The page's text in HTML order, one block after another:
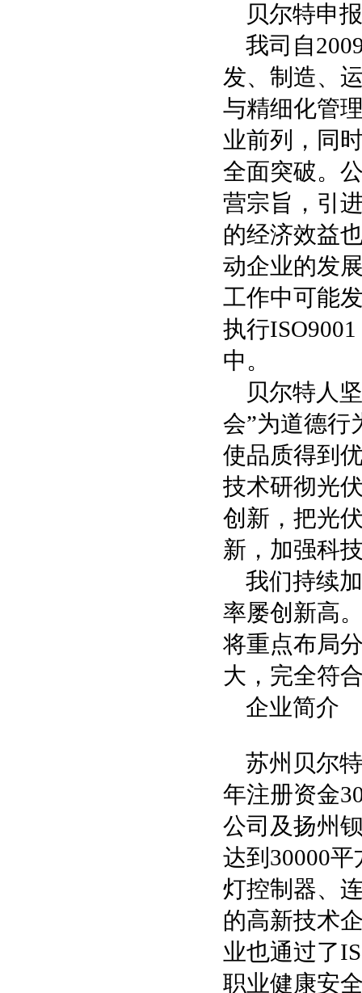
贝尔特申
我司自
发、制造、
与精细化管
业前列，同
全面突破。
营宗旨，引
的经济效益
动企业的发
工作中可能
执行
中。
贝尔特人
会”为道德行
使品质得到
技术研彻光
创新，把光
新，加强科
我们持续
率屡创新高
将重点布局
大，完全符
企业简介
苏州贝尔
年注册资金
公司及扬州
达到30000
灯控制器、
的高新技术
业也通过了
职业健康安